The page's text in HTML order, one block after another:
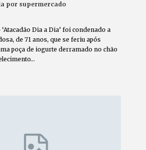
por supermercado
Dia a Dia’ foi condenado a
de 71 anos, que se feriu após
poça de iogurte derramado no chão
…